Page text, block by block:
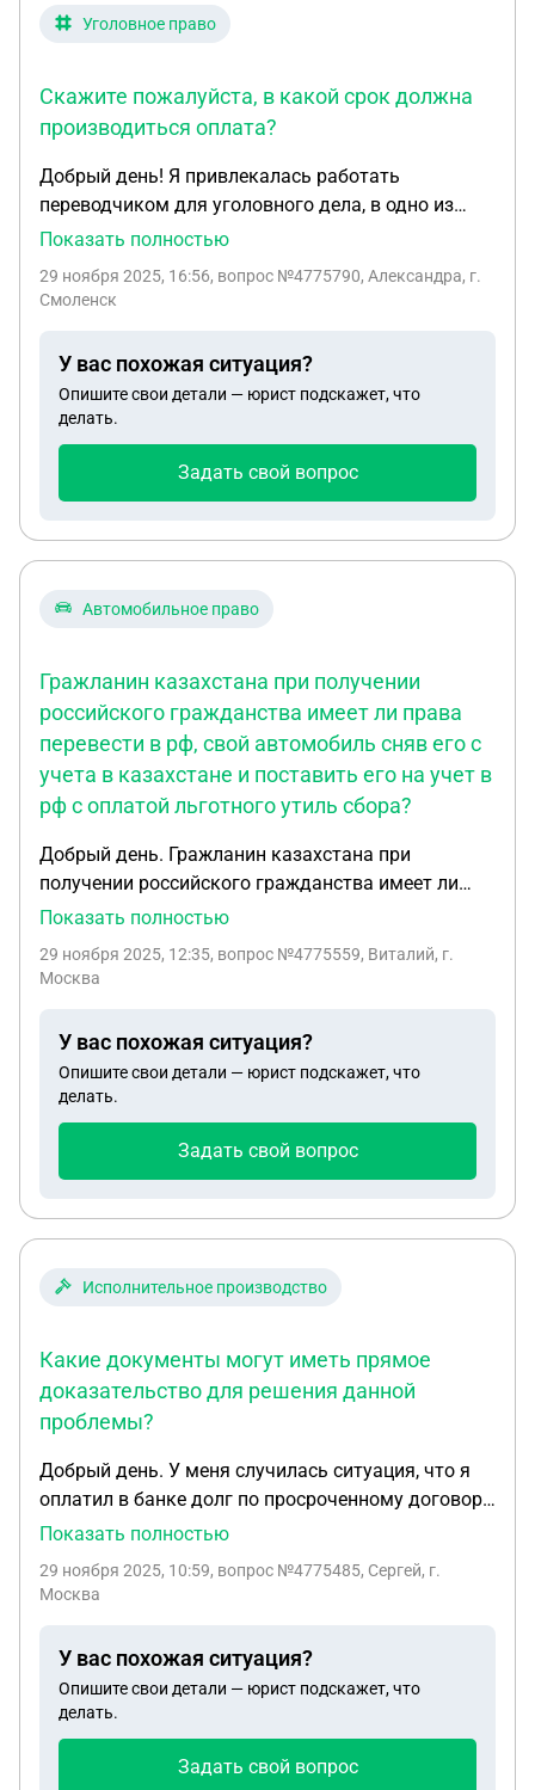
Уголовное право
Скажите пожалуйста, в какой срок должна
производиться оплата?
Добрый день! Я привлекалась работать
переводчиком для уголовного дела, в одно из
подразделений пограничного управления.
производиться оплата? Так как дознаватель
следственных действий
Показать полностью
29 ноября 2025, 16:56, вопрос №4775790, Александра, г.
Смоленск
У вас похожая ситуация?
Опишите свои детали — юрист подскажет, что
делать.
Задать свой вопрос
Автомобильное право
Гражланин казахстана при получении
российского гражданства имеет ли права
перевести в рф, свой автомобиль сняв его с
учета в казахстане и поставить его на учет в
рф с оплатой льготного утиль сбора?
Добрый день. Гражланин казахстана при
получении российского гражданства имеет ли
права перевести в рф, свой автомобиль сняв его с
оплатой льготного утиль сбора?
Показать полностью
29 ноября 2025, 12:35, вопрос №4775559, Виталий, г.
Москва
У вас похожая ситуация?
Опишите свои детали — юрист подскажет, что
делать.
Задать свой вопрос
Исполнительное производство
Какие документы могут иметь прямое
доказательство для решения данной
проблемы?
Добрый день. У меня случилась ситуация, что я
оплатил в банке долг по просроченному договору
29.10.20025 (дата полного погашения кредита).
исполнительное производство от 27.11.2025 о
выписку из банка, что кредит закрыт, номер
договора и вся информация такая же, как и в
исполнительном производстве, но мне
отказываются снимать арест и закрывать
Показать полностью
29 ноября 2025, 10:59, вопрос №4775485, Сергей, г.
Москва
У вас похожая ситуация?
Опишите свои детали — юрист подскажет, что
делать.
Задать свой вопрос